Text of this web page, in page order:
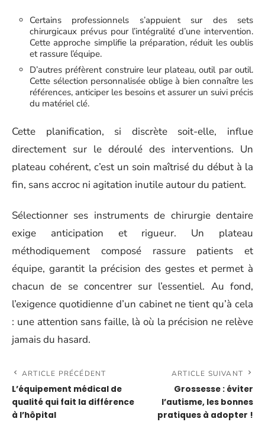
Certains professionnels s’appuient sur des sets
chirurgicaux prévus pour l’intégralité d’une intervention.
Cette approche simplifie la préparation, réduit les oublis
et rassure l’équipe.
D’autres préfèrent construire leur plateau, outil par outil.
Cette sélection personnalisée oblige à bien connaître les
références, anticiper les besoins et assurer un suivi précis
du matériel clé.
Cette planification, si discrète soit-elle, influe
directement sur le déroulé des interventions. Un
plateau cohérent, c’est un soin maîtrisé du début à la
fin, sans accroc ni agitation inutile autour du patient.
Sélectionner ses instruments de chirurgie dentaire
exige anticipation et rigueur. Un plateau
méthodiquement composé rassure patients et
équipe, garantit la précision des gestes et permet à
chacun de se concentrer sur l’essentiel. Au fond,
l’exigence quotidienne d’un cabinet ne tient qu’à cela
: une attention sans faille, là où la précision ne relève
jamais du hasard.
ARTICLE PRÉCÉDENT
L’équipement médical de
qualité qui fait la différence
à l’hôpital
ARTICLE SUIVANT
Grossesse : éviter
l’autisme, les bonnes
pratiques à adopter !